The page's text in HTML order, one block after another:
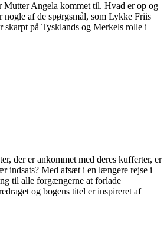
Mutter Angela kommet til. Hvad er op og
nogle af de spørgsmål, som Lykke Friis
skarpt på Tysklands og Merkels rolle i
der er ankommet med deres kufferter, er
indsats? Med afsæt i en længere rejse i
til alle forgængerne at forlade
og bogens titel er inspireret af